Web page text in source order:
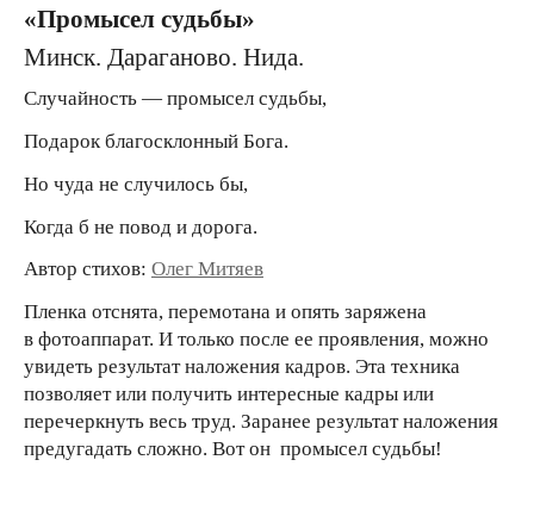
«Промысел судьбы»
Минск. Дараганово. Нида.
Случайность — промысел судьбы,
Подарок благосклонный Бога.
Но чуда не случилось бы,
Когда б не повод и дорога.
Автор стихов: Олег Митяев
Пленка отснята, перемотана и опять заряжена
в фотоаппарат. И только после ее проявления, можно
увидеть результат наложения кадров. Эта техника
позволяет или получить интересные кадры или
перечеркнуть весь труд. Заранее результат наложения
предугадать сложно. Вот он промысел судьбы!